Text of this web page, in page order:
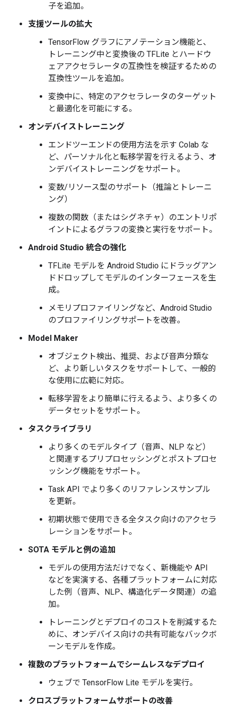
子を追加。
支援ツールの拡大
TensorFlow グラフにアノテーション機能と、
トレーニング中と変換後の TFLite とハードウ
ェアアクセラレータの互換性を検証するための
互換性ツールを追加。
変換中に、特定のアクセラレータのターゲット
と最適化を可能にする。
オンデバイストレーニング
エンドツーエンドの使用方法を示す Colab な
ど、パーソナル化と転移学習を行えるよう、オ
ンデバイストレーニングをサポート。
変数/リソース型のサポート（推論とトレーニ
ング）
複数の関数（またはシグネチャ）のエントリポ
イントによるグラフの変換と実行をサポート。
Android Studio 統合の強化
TFLite モデルを Android Studio にドラッグアン
ドドロップしてモデルのインターフェースを生
成。
メモリプロファイリングなど、Android Studio
のプロファイリングサポートを改善。
Model Maker
オブジェクト検出、推奨、および音声分類な
ど、より新しいタスクをサポートして、一般的
な使用に広範に対応。
転移学習をより簡単に行えるよう、より多くの
データセットをサポート。
タスクライブラリ
より多くのモデルタイプ（音声、NLP など）
と関連するプリプロセッシングとポストプロセ
ッシング機能をサポート。
Task API でより多くのリファレンスサンプル
を更新。
初期状態で使用できる全タスク向けのアクセラ
レーションをサポート。
SOTA モデルと例の追加
モデルの使用方法だけでなく、新機能や API
などを実演する、各種プラットフォームに対応
した例（音声、NLP、構造化データ関連）の追
加。
トレーニングとデプロイのコストを削減するた
めに、オンデバイス向けの共有可能なバックボ
ーンモデルを作成。
複数のプラットフォームでシームレスなデプロイ
ウェブで TensorFlow Lite モデルを実行。
クロスプラットフォームサポートの改善